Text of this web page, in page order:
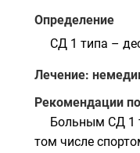
Определение
СД 1 типа –
Лечение:
Рекомендации
Больным СД 1
том числе